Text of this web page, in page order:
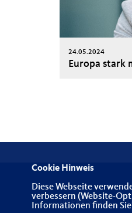
24.05.2024
Europa stark
IMPRESSUM
Cookie Hinweis
Diese Webseite
verbessern (Website-
Informationen finden